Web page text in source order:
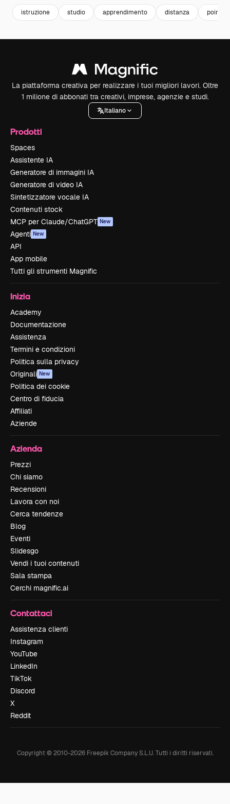
istruzione studio apprendimento distanza pointer
La piattaforma creativa per realizzare i tuoi migliori lavori. Oltre
1 milione di abbonati tra creativi, imprese, agenzie e studi.
Italiano
Prodotti
Spaces
Assistente IA
Generatore di immagini IA
Generatore di video IA
Sintetizzatore vocale IA
Contenuti stock
MCP per Claude/ChatGPT New
Agenti New
API
App mobile
Tutti gli strumenti Magnific
Inizia
Academy
Documentazione
Assistenza
Termini e condizioni
Politica sulla privacy
Originali New
Politica dei cookie
Centro di fiducia
Affiliati
Aziende
Azienda
Prezzi
Chi siamo
Recensioni
Lavora con noi
Cerca tendenze
Blog
Eventi
Slidesgo
Vendi i tuoi contenuti
Sala stampa
Cerchi magnific.ai
Contattaci
Assistenza clienti
Instagram
YouTube
LinkedIn
TikTok
Discord
X
Reddit
Copyright © 2010-2026Freepik Company S.L.U. Tutti i diritti riservati.